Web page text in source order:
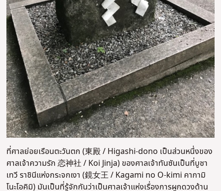
ที่ศาลย่อยเรือนตะวันตก (東殿 / Higashi-dono เป็นส่วนหนึ่งของ
ศาลเจ้าความรัก 恋神社 / Koi Jinja) ของศาลเจ้าทันซันเป็นที่บูชา
เทวี ราชินีแห่งกระจกเงา (鏡女王 / Kagami no O-kimi คากามิ
โนะโอคิมิ) มันเป็นที่รู้จักกันว่าเป็นศาลเจ้าแห่งเรื่องการผูกดวงด้าน